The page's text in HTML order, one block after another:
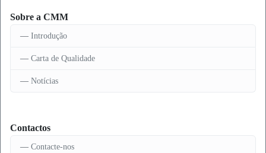
Sobre a CMM
Introdução
Carta de Qualidade
Notícias
Contactos
Contacte-nos